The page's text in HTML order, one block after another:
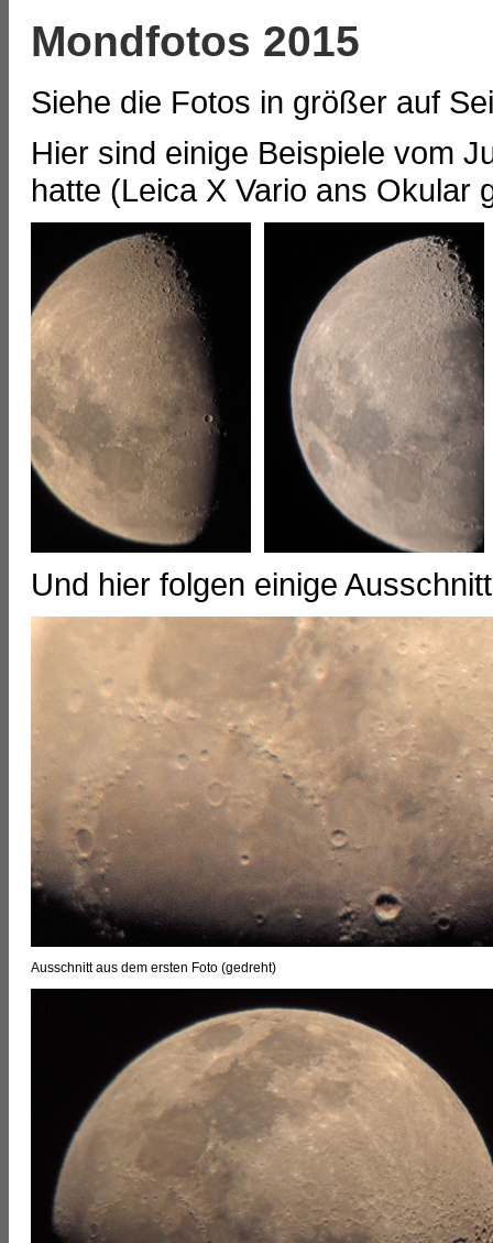
Mondfotos 2015
Siehe die Fotos in größer auf
Hier sind einige Beispiele vom
hatte (Leica X Vario ans Okular
Und hier folgen einige
Ausschnitt aus dem ersten Foto (gedreht)